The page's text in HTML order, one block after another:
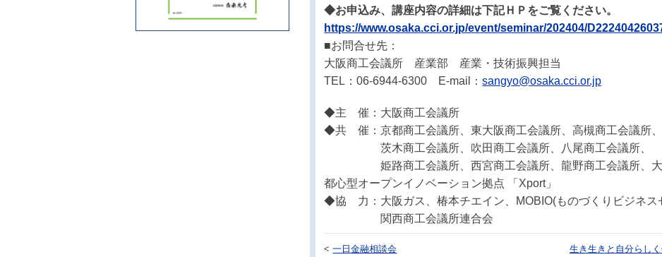
◆お申込み、講座内容の詳細は下記ＨＰをご覧ください。
https://www.osaka.cci.or.jp/event/seminar/202404/
■お問合せ先：
大阪商工会議所 産業部 産業・技術振興担当
TEL：06-6944-6300 E-mail：sangyo@osaka.cci.or.jp
◆主 催：大阪商工会議所
◆共 催：京都商工会議所、東大阪商工会議所、高槻商工会議所、
茨木商工会議所、吹田商工会議所、八尾商工会議所、
姫路商工会議所、西宮商工会議所、龍野商工会議所、大
都心型オープンイノベーション拠点 「Xport」
◆協 力：大阪ガス、椿本チエイン、MOBIO(ものづくりビジネス
関西商工会議所連合会
<一日金融相談会
生き生きと自分らし